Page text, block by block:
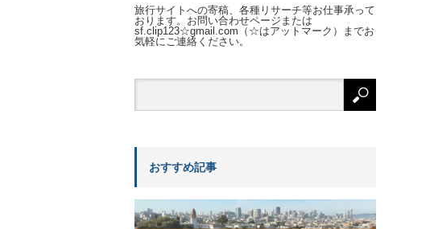
旅行サイトへの寄稿、各種リサーチ等お仕事承って
おります。お問い合わせページまたは
sf.clip123☆gmail.com（☆はアットマーク）までお
気軽にご連絡ください。
おすすめ記事